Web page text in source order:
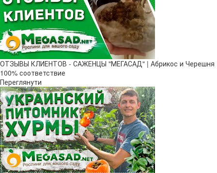
ОТЗЫВЫ КЛИЕНТОВ - САЖЕНЦЫ "МЕГАСАД" | Абрикос и Черешня
100% соответствие
Переглянути